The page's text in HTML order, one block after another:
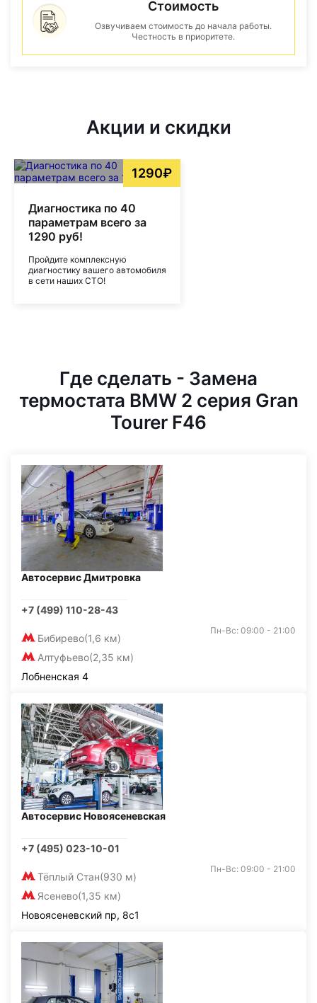
Стоимость
Озвучиваем стоимость до начала работы.
Честность в приоритете.
Акции и скидки
1290₽
Диагностика по 40
параметрам всего за
1290 руб!
Пройдите комплексную
диагностику вашего автомобиля
в сети наших СТО!
Где сделать - Замена
термостата BMW 2 серия Gran
Tourer F46
Автосервис Дмитровка
+7 (499) 110-28-43
Бибирево(1,6 км)
Алтуфьево(2,35 км)
Пн-Вс: 09:00 - 21:00
Лобненская 4
Автосервис Новоясеневская
+7 (495) 023-10-01
Тёплый Стан(930 м)
Ясенево(1,35 км)
Пн-Вс: 09:00 - 21:00
Новоясеневский пр, 8с1